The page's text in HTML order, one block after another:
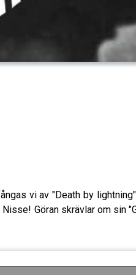
vi av "Death by
Göran skrävlar om sin